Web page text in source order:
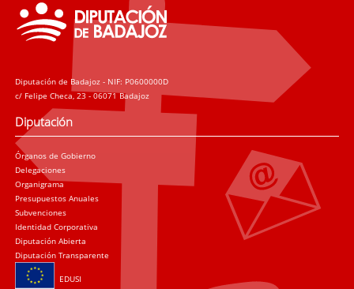
Diputación de Badajoz - NIF: P0600000D
c/ Felipe Checa, 23 - 06071 Badajoz
Diputación
Órganos de Gobierno
Delegaciones
Organigrama
Presupuestos Anuales
Subvenciones
Identidad Corporativa
Diputación Abierta
Diputación Transparente
EDUSI